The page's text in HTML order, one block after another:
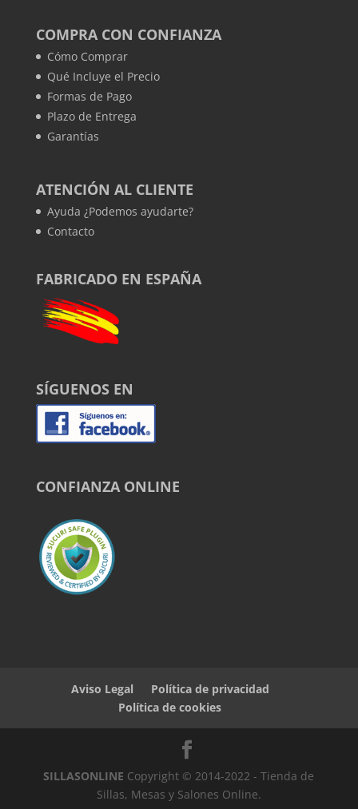
COMPRA CON CONFIANZA
Cómo Comprar
Qué Incluye el Precio
Formas de Pago
Plazo de Entrega
Garantías
ATENCIÓN AL CLIENTE
Ayuda ¿Podemos ayudarte?
Contacto
FABRICADO EN ESPAÑA
SÍGUENOS EN
CONFIANZA ONLINE
Aviso Legal
Política de privacidad
Política de cookies
SILLASONLINE Copyright © 2014-2022 - Tienda de
Sillas, Mesas y Salones Online.